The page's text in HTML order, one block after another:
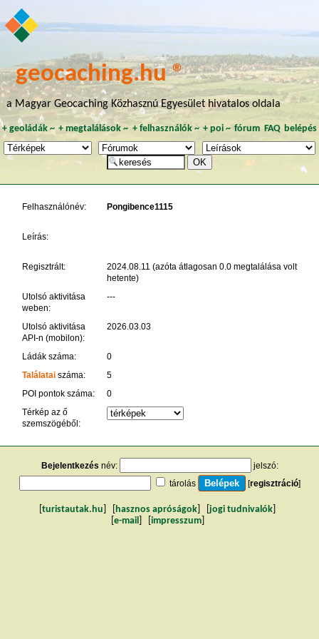
geocaching.hu ®
a Magyar Geocaching Közhasznú Egyesület hivatalos oldala
+geoládák~ +megtalálások ~ + felhasználók~ + poi~ fórum FAQ belépés
Felhasználónév: Pongibence1115
Leírás:
Regisztrált:
2024.08.11 (azóta átlagosan 0.0 megtalálása volt
hetente)
Utolsó aktivitása
weben:
---
Utolsó aktivitása
API-n (mobilon):
2026.03.03
Ládák száma:
0
Találatai száma:
5
POI pontok száma:
0
Térkép az ő
szemszögéből:
Bejelentkezés név:
jelszó:
tárolás
[regisztráció]
turistautak.hu hasznos apróságok jogi tudnivalók
e-mail impresszum]